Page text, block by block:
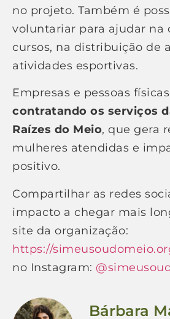
no projeto. Também é
voluntariar para ajudar na
cursos, na distribuição de
atividades esportivas.
Empresas e pessoas
contratando os serviços
Raízes do Meio, que gera
mulheres atendidas e
positivo.
Compartilhar as redes
impacto a chegar mais
site da organização:
https://
no Instagram:
Bárbara